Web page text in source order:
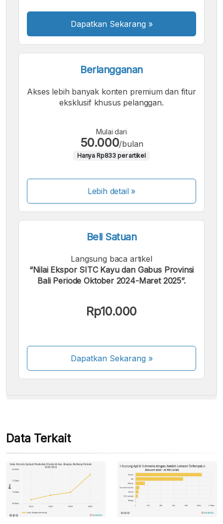
Dapatkan Sekarang »
Berlangganan
Akses lebih banyak konten premium dan fitur
eksklusif khusus pelanggan.
Mulai dari
50.000/bulan
Hanya Rp833 per artikel
Lebih detail »
Beli Satuan
Langsung baca artikel
“Nilai Ekspor SITC Kayu dan Gabus Provinsi
Bali Periode Oktober 2024-Maret 2025”.
Rp10.000
Dapatkan Sekarang»
Beberapa metode pembayaran masih dalam
Data Terkait